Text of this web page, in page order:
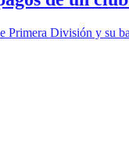
División y su